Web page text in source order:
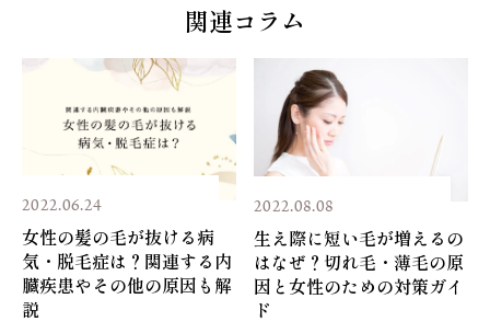
Play: Keynote (Google I/O
シプロピルトリモニウムクロリド、フェノキシエタノー
油、香料、アオモジ果実油、セイヨウネズ果実油、ベルガモ
ット果実油、ヒマワリ種子油、レモン果皮油、イタリアイ
トスギ葉／実／茎油、クエン酸Ｎａ、クエン酸、ホホバ種
子油、クランベアビシニカ種子油、ＢＧ、ペンチレングリ
コール、グルコノラクトン、ステアラミドプロピルジメチ
ルアミン、加水分解ダイズタンパク、セラミドＮＰ、ヒア
ルロン酸Ｎａ、シロキクラゲ多糖体、ローズマリー葉エキ
ス、フマル酸、水酸化Ｎａ、トコフェロール
[ご使用上の注意]
日光の当たる場所を避けてください。
関連コラム
2022.06.24
女性の髪の毛が抜ける病
気・脱毛症は？関連する内
臓疾患やその他の原因も解
説
2022.08.08
生え際に短い毛が増えるの
はなぜ？切れ毛・薄毛の原
因と女性のための対策ガイ
ド